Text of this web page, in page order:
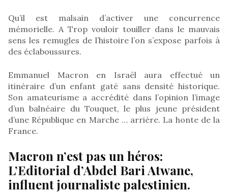
Qu’il est malsain d’activer une concurrence
mémorielle. A Trop vouloir touiller dans le mauvais
sens les remugles de l’histoire l’on s’expose parfois à
des éclaboussures.
Emmanuel Macron en Israël aura effectué un
itinéraire d’un enfant gaté sans densité historique.
Son amateurisme a accrédité dans l’opinion l’image
d’un balnéaire du Touquet, le plus jeune président
d’une République en Marche … arrière. La honte de la
France.
Macron n’est pas un héros:
L’Editorial d’Abdel Bari Atwane,
influent journaliste palestinien.